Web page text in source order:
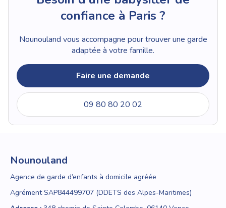
confiance à Paris ?
Nounouland vous accompagne pour trouver une garde
adaptée à votre famille.
Faire une demande
09 80 80 20 02
Nounouland
Agence de garde d’enfants à domicile agréée
Agrément SAP844499707 (DDETS des Alpes-Maritimes)